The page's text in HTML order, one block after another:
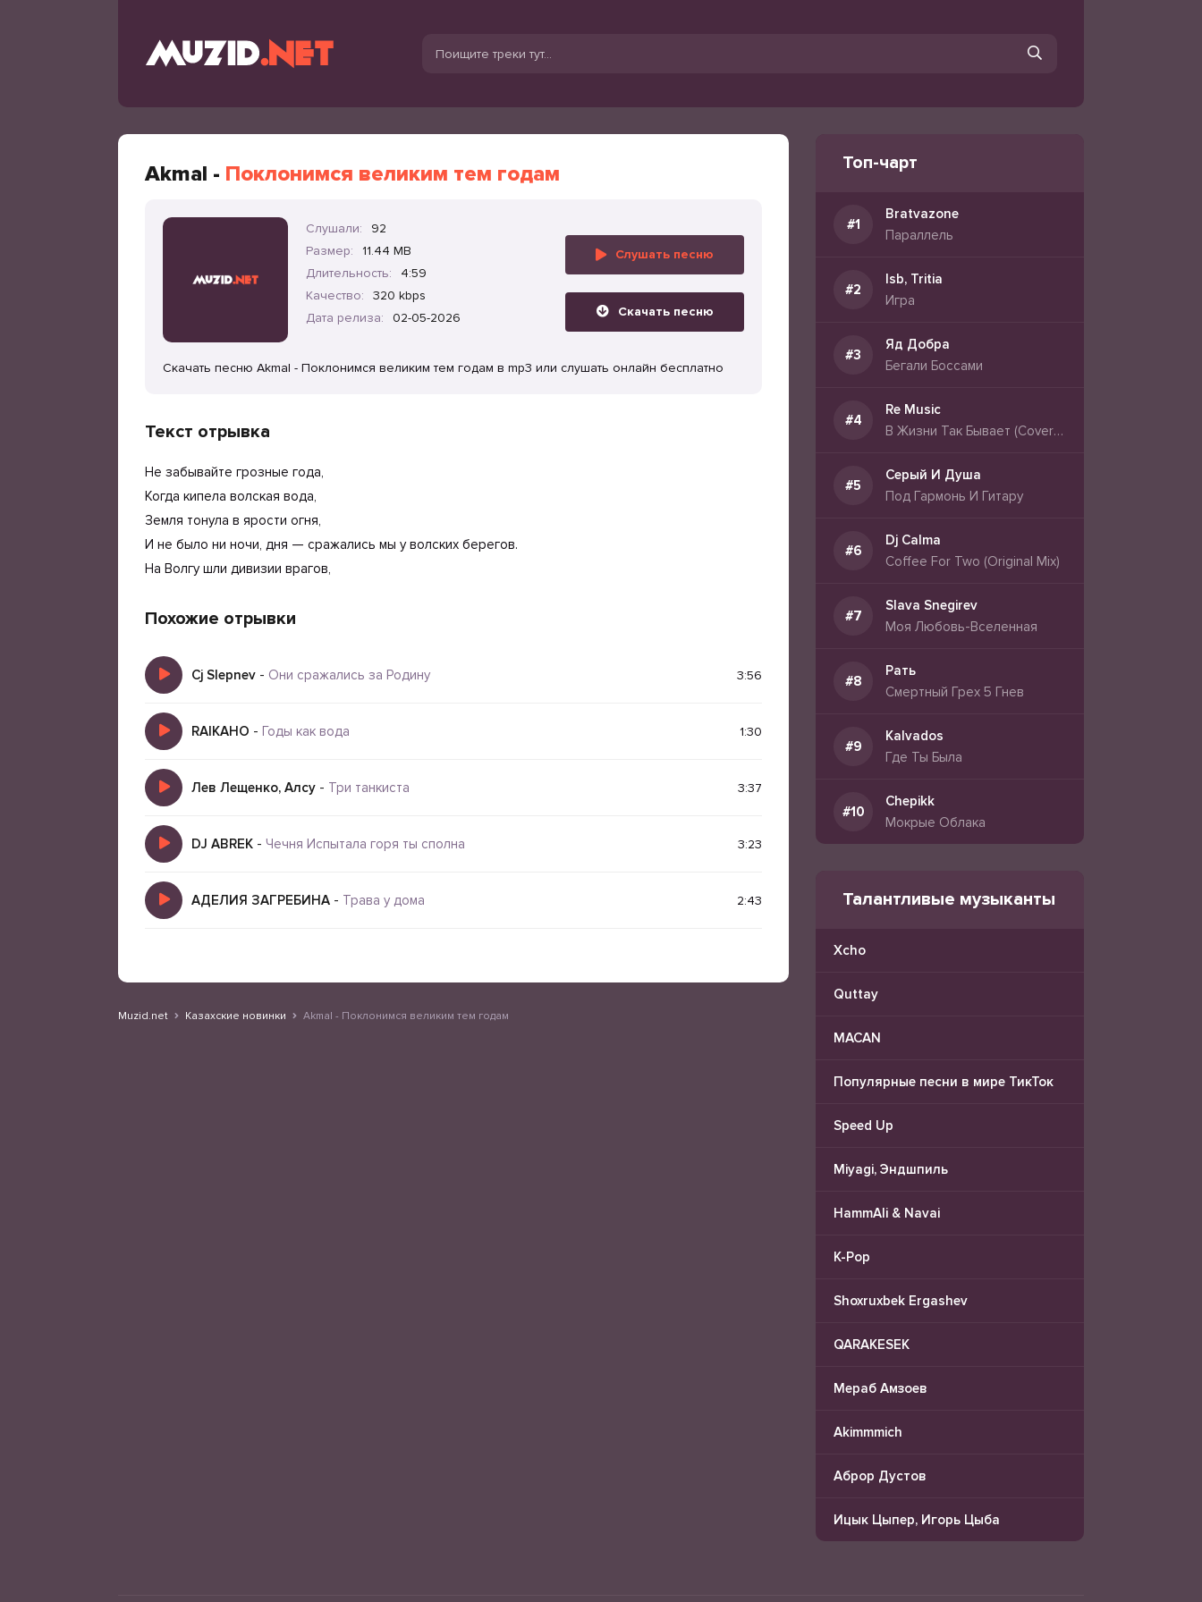
Akmal - Поклонимся великим тем годам
Слушали:
92
Размер:
11.44 MB
Длительность:
4:59
Качество:
320 kbps
Дата релиза:
02-05-2026
Слушать песню
Скачать песню
Скачать песню Akmal - Поклонимся великим тем годам в mp3 или слушать онлайн бесплатно
Текст отрывка
Не забывайте грозные года,
Когда кипела волская вода,
Земля тонула в ярости огня,
И не было ни ночи, дня — сражались мы у волских берегов.
На Волгу шли дивизии врагов,
Похожие отрывки
Cj Slepnev - Они сражались за Родину 3:56
RAIKAHO - Годы как вода 1:30
Лев Лещенко, Алсу - Три танкиста 3:37
DJ ABREK - Чечня Испытала горя ты сполна 3:23
АДЕЛИЯ ЗАГРЕБИНА - Трава у дома 2:43
Muzid.net Казахские новинки Akmal - Поклонимся великим тем годам
Топ-чарт
Bratvazone
Параллель
Isb, Tritia
Игра
Яд Добра
Бегали Боссами
Re Music
В Жизни Так Бывает (Cover Remix)
Серый И Душа
Под Гармонь И Гитару
Dj Calma
Coffee For Two (Original Mix)
Slava Snegirev
Моя Любовь-Вселенная
Рать
Смертный Грех 5 Гнев
Kalvados
Где Ты Была
Chepikk
Мокрые Облака
Талантливые музыканты
Xcho
Quttay
MACAN
Популярные песни в мире ТикТок
Speed Up
Miyagi, Эндшпиль
HammAli & Navai
K-Pop
Shoxruxbek Ergashev
QARAKESEK
Мераб Амзоев
Akimmmich
Аброр Дустов
Ицык Цыпер, Игорь Цыба